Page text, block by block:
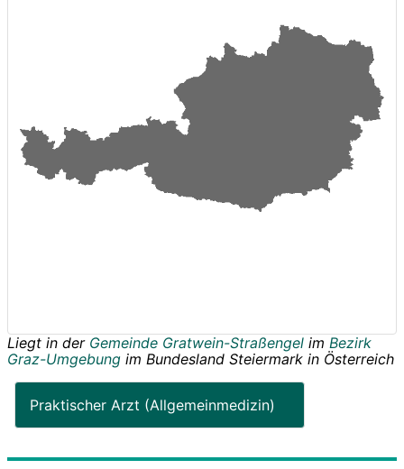
Liegt in der Gemeinde Gratwein-Straßengel im Bezirk
Graz-Umgebung im Bundesland Steiermark in Österreich
Praktischer Arzt (Allgemeinmedizin)